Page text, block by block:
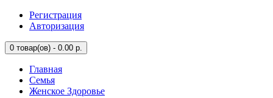
Регистрация
Авторизация
0 товар(ов) - 0.00 р.
Главная
Семья
Женское Здоровье